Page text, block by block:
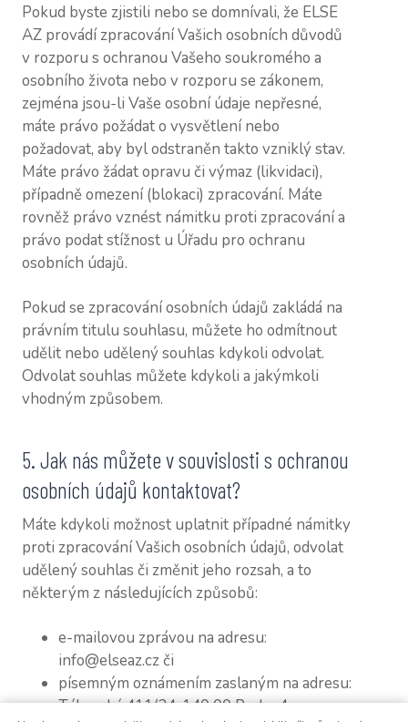
Pokud byste zjistili nebo se domnívali, že ELSE
AZ provádí zpracování Vašich osobních důvodů
v rozporu s ochranou Vašeho soukromého a
osobního života nebo v rozporu se zákonem,
zejména jsou-li Vaše osobní údaje nepřesné,
máte právo požádat o vysvětlení nebo
požadovat, aby byl odstraněn takto vzniklý stav.
Máte právo žádat opravu či výmaz (likvidaci),
případně omezení (blokaci) zpracování. Máte
rovněž právo vznést námitku proti zpracování a
právo podat stížnost u Úřadu pro ochranu
osobních údajů.
Pokud se zpracování osobních údajů zakládá na
právním titulu souhlasu, můžete ho odmítnout
udělit nebo udělený souhlas kdykoli odvolat.
Odvolat souhlas můžete kdykoli a jakýmkoli
vhodným způsobem.
5. Jak nás můžete v souvislosti s ochranou
osobních údajů kontaktovat?
Máte kdykoli možnost uplatnit případné námitky
proti zpracování Vašich osobních údajů, odvolat
udělený souhlas či změnit jeho rozsah, a to
některým z následujících způsobů:
e-mailovou zprávou na adresu:
info@elseaz.cz či
písemným oznámením zaslaným na adresu:
Táborská 411/34, 140 00 Praha 4.